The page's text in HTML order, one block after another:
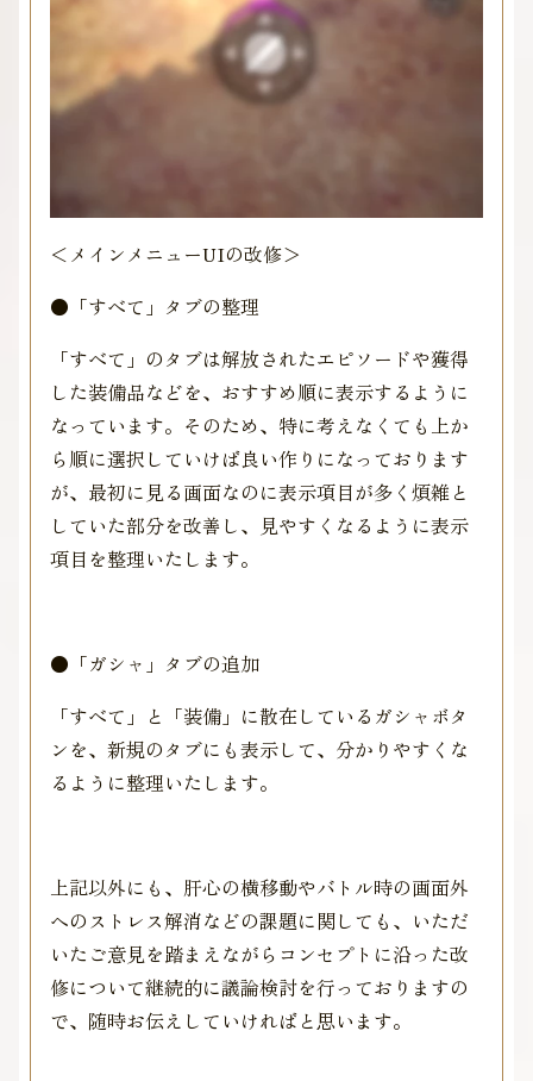
＜メインメニューUIの改修＞
●「すべて」タブの整理
「すべて」のタブは解放されたエピソードや獲得
した装備品などを、おすすめ順に表示するように
なっています。そのため、特に考えなくても上か
ら順に選択していけば良い作りになっております
が、最初に見る画面なのに表示項目が多く煩雑と
していた部分を改善し、見やすくなるように表示
項目を整理いたします。
●「ガシャ」タブの追加
「すべて」と「装備」に散在しているガシャボタ
ンを、新規のタブにも表示して、分かりやすくな
るように整理いたします。
上記以外にも、肝心の横移動やバトル時の画面外
へのストレス解消などの課題に関しても、いただ
いたご意見を踏まえながらコンセプトに沿った改
修について継続的に議論検討を行っておりますの
で、随時お伝えしていければと思います。